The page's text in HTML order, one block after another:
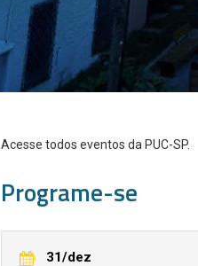
Acesse todos eventos da PUC-SP.
Programe-se
31/dez